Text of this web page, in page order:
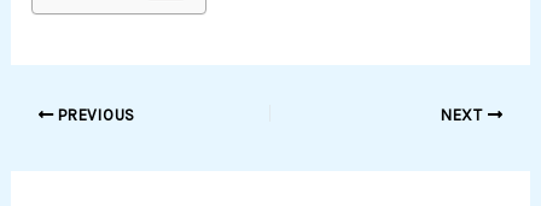
PREVIOUS NEXT